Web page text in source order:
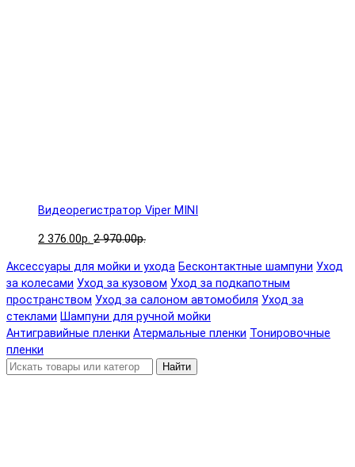
Видеорегистратор Viper MINI
2 376.00р. 2 970.00р.
Аксессуары для мойки и ухода Бесконтактные шампуни Уход
за колесами Уход за кузовом Уход за подкапотным
пространством Уход за салоном автомобиля Уход за
стеклами Шампуни для ручной мойки
Антигравийные пленки Атермальные пленки Тонировочные
пленки
Найти